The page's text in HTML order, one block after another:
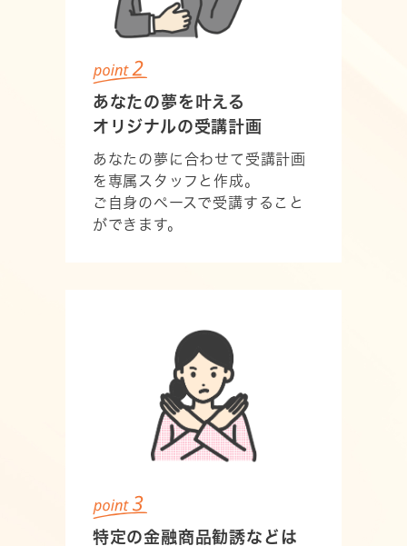
あなたの夢を叶える
オリジナルの受講計画
あなたの夢に合わせて受講計画
を専属スタッフと作成。
ご自身のペースで受講すること
ができます。
特定の金融商品勧誘などは